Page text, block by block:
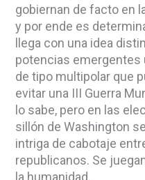
gobiernan de facto en
y por ende es
llega con una idea
potencias emergentes
de tipo multipolar que
evitar una III Guerra
lo sabe, pero en las
sillón de Washington
intriga de cabotaje
republicanos. Se
la humanidad.